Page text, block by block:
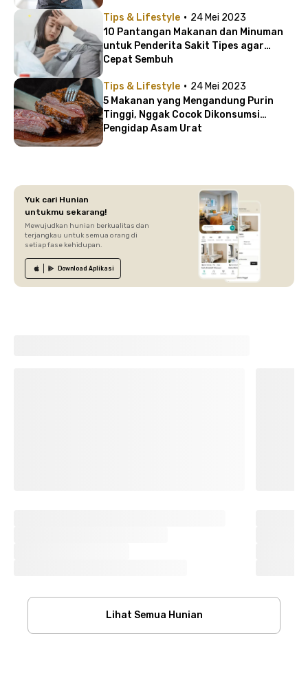
Tips & Lifestyle · 24 Mei 2023
10 Pantangan Makanan dan Minuman
untuk Penderita Sakit Tipes agar
Cepat Sembuh
Tips & Lifestyle · 24 Mei 2023
5 Makanan yang Mengandung Purin
Tinggi, Nggak Cocok Dikonsumsi
Pengidap Asam Urat
Yuk cari Hunian
untukmu sekarang!
Mewujudkan hunian berkualitas dan
terjangkau untuk semua orang di
setiap fase kehidupan.
Download Aplikasi
Lihat Semua Hunian